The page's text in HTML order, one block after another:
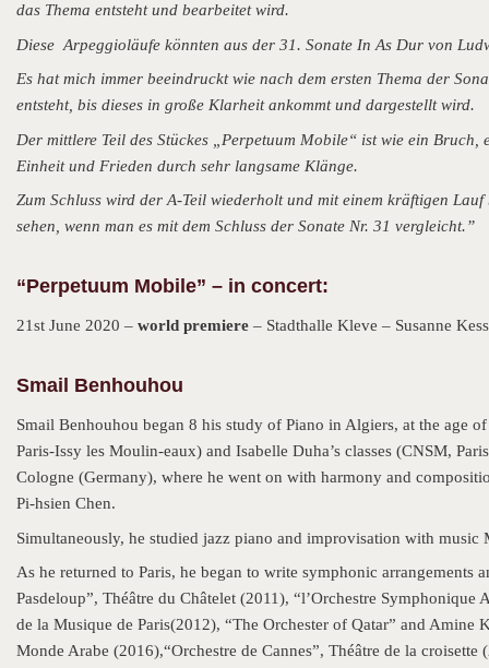
das Thema entsteht und bearbeitet wird.
Diese Arpeggioläufe könnten aus der 31. Sonate In As Dur von
Es hat mich immer beeindruckt wie nach dem ersten Thema der
entsteht, bis dieses in große Klarheit ankommt und dargestellt wird.
Der mittlere Teil des Stückes „Perpetuum Mobile“ ist wie ein
Einheit und Frieden durch sehr langsame Klänge.
Zum Schluss wird der A-Teil wiederholt und mit einem kräftigen
sehen, wenn man es mit dem Schluss der Sonate Nr. 31 vergleicht.”
“Perpetuum Mobile” – in concert:
21st June 2020 – world premiere – Stadthalle Kleve – Susanne
Smail Benhouhou
Smail Benhouhou began 8 his study of Piano in Algiers, at the age
Paris-Issy les Moulin-eaux) and Isabelle Duha’s classes (CNSM,
Cologne (Germany), where he went on with harmony and
Pi-hsien Chen.
Simultaneously, he studied jazz piano and improvisation with music
As he returned to Paris, he began to write symphonic arrangements
Pasdeloup”, Théâtre du Châtelet (2011), “l’Orchestre
de la Musique de Paris(2012), “The Orchester of Qatar” and
Monde Arabe (2016),“Orchestre de Cannes”, Théâtre de la